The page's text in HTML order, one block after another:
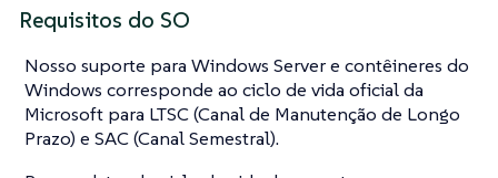
Requisitos do SO
Nosso suporte para Windows Server e contêineres do
Windows corresponde ao ciclo de vida oficial da
Microsoft para LTSC (Canal de Manutenção de Longo
Prazo) e SAC (Canal Semestral).